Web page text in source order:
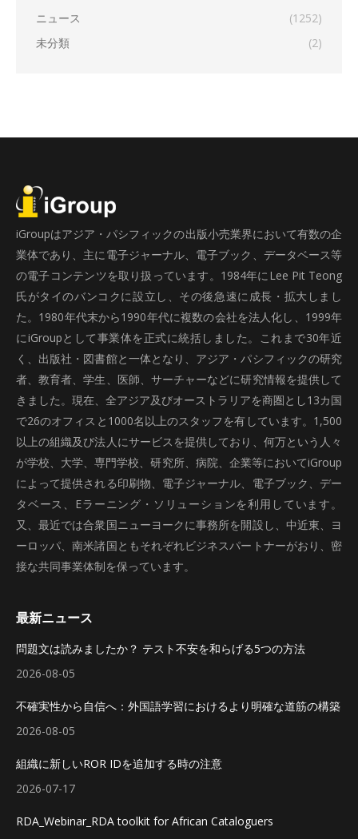
ニュース
(1252)
未分類
(2)
iGroupはアジア・パシフィックの出版小売業界において有数の企
業体であり、主に電子ジャーナル、電子ブック、データベース等
の電子コンテンツを取り扱っています。1984年にLee Pit Teong
氏がタイのバンコクに設立し、その後急速に成長・拡大しまし
た。1980年代末から1990年代に複数の会社を法人化し、1999年
にiGroupとして事業体を正式に統括しました。これまで30年近
く、出版社・図書館と一体となり、アジア・パシフィックの研究
者、教育者、学生、医師、サーチャーなどに研究情報を提供して
きました。現在、全アジア及びオーストラリアを商圏とし13カ国
で26のオフィスと1000名以上のスタッフを有しています。1,500
以上の組織及び法人にサービスを提供しており、何万という人々
が学校、大学、専門学校、研究所、病院、企業等においてiGroup
によって提供される印刷物、電子ジャーナル、電子ブック、デー
タベース、Eラーニング・ソリューションを利用しています。
又、最近では合衆国ニューヨークに事務所を開設し、中近東、ヨ
ーロッパ、南米諸国ともそれぞれビジネスパートナーがおり、密
接な共同事業体制を保っています。
最新ニュース
問題文は読みましたか？ テスト不安を和らげる5つの方法
2026-08-05
不確実性から自信へ：外国語学習におけるより明確な道筋の構築
2026-08-05
組織に新しいROR IDを追加する時の注意
2026-07-17
RDA_Webinar_RDA toolkit for African Cataloguers